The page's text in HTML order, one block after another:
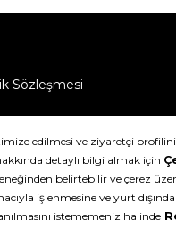
Sözleşmesi